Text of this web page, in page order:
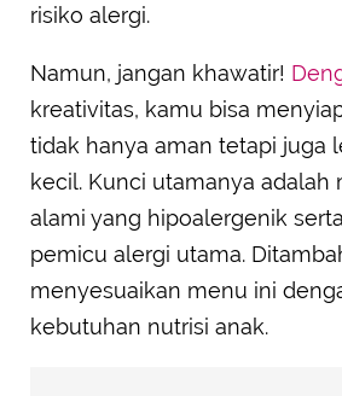
risiko alergi.
Namun, jangan khawatir!
kreativitas, kamu bisa
tidak hanya aman tetapi juga
kecil. Kunci utamanya adalah
alami yang hipoalergenik
pemicu alergi utama.
menyesuaikan menu ini
kebutuhan nutrisi anak.